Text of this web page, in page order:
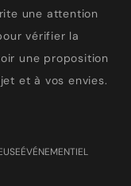
une attention
vérifier la
une proposition
et à vos envies.
ÉVÉNEMENTIEL